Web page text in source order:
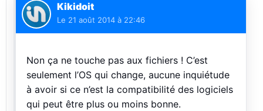
Kikidoit
Le 21 août 2014 à 22:46
Non ça ne touche pas aux fichiers ! C’est
seulement l’OS qui change, aucune inquiétude
à avoir si ce n’est la compatibilité des logiciels
qui peut être plus ou moins bonne.